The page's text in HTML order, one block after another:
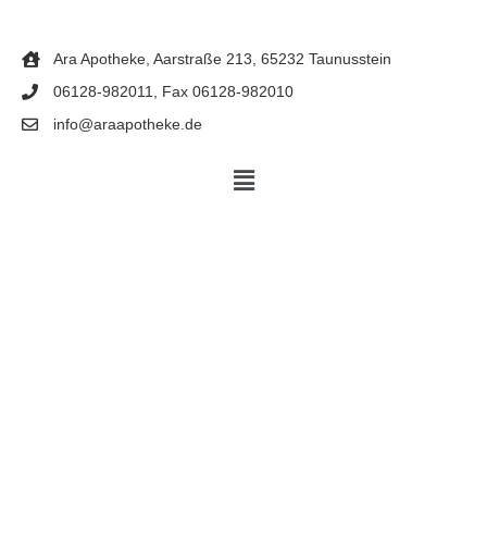
Ara Apotheke, Aarstraße 213, 65232 Taunusstein
06128-982011, Fax 06128-982010
info@araapotheke.de